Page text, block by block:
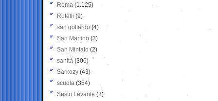
Roma (1.125)
Rutelli (9)
san gottardo (4)
San Martino (3)
San Miniato (2)
sanità (306)
Sarkozy (43)
scuola (354)
Sestri Levante (2)